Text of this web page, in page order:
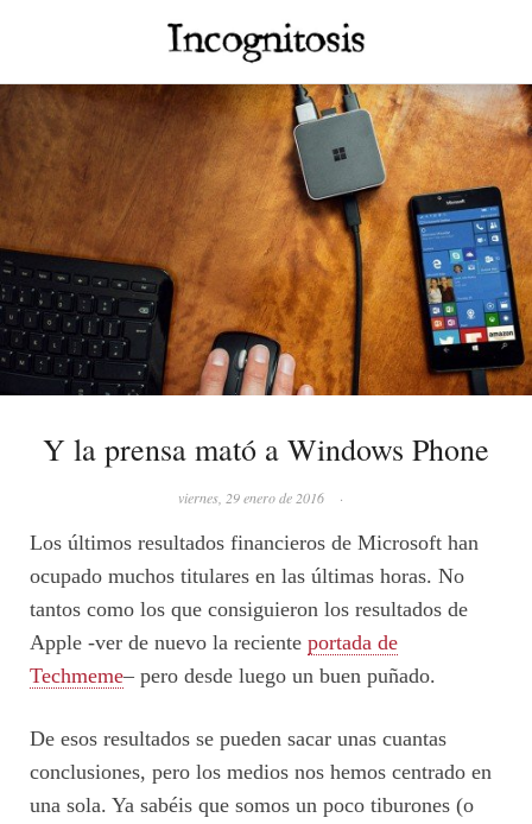
Y la prensa mató a Windows Phone
viernes, 29 enero de 2016 ·
Los últimos resultados financieros de Microsoft han
ocupado muchos titulares en las últimas horas. No
tantos como los que consiguieron los resultados de
Apple -ver de nuevo la reciente portada de
Techmeme– pero desde luego un buen puñado.
De esos resultados se pueden sacar unas cuantas
conclusiones, pero los medios nos hemos centrado en
una sola. Ya sabéis que somos un poco tiburones (o